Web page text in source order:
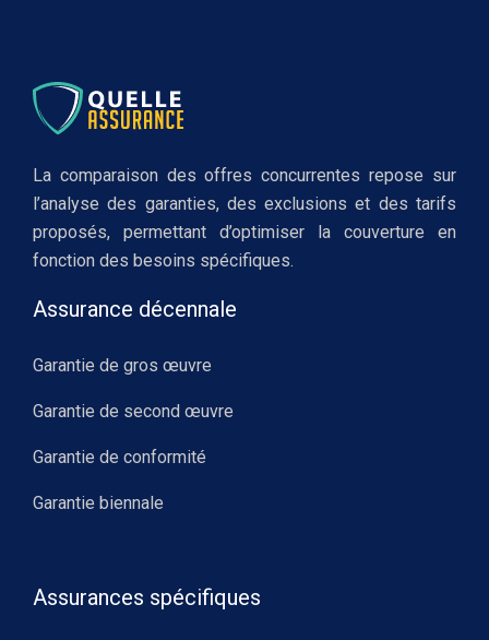
La comparaison des offres concurrentes repose sur
l’analyse des garanties, des exclusions et des tarifs
proposés, permettant d’optimiser la couverture en
fonction des besoins spécifiques.
Assurance décennale
Garantie de gros œuvre
Garantie de second œuvre
Garantie de conformité
Garantie biennale
Assurances spécifiques